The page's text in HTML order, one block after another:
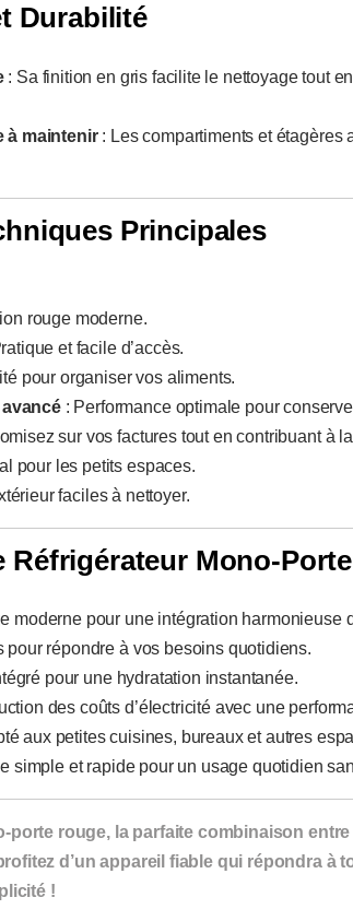
Durabilité
: Sa finition en gris facilite le nettoyage tout
à maintenir: Les compartiments et étagères
Principales
rouge moderne.
et facile d’accès.
pour organiser vos aliments.
: Performance optimale pour
sur vos factures tout en contribuant à
pour les petits espaces.
faciles à nettoyer.
Mono-
moderne pour une intégration harmonieuse
pour répondre à vos besoins quotidiens.
pour une hydratation instantanée.
des coûts d’électricité avec une
aux petites cuisines, bureaux et autres
simple et rapide pour un usage quotidien
porte rouge, la parfaite combinaison
d’un appareil fiable qui répondra à
!